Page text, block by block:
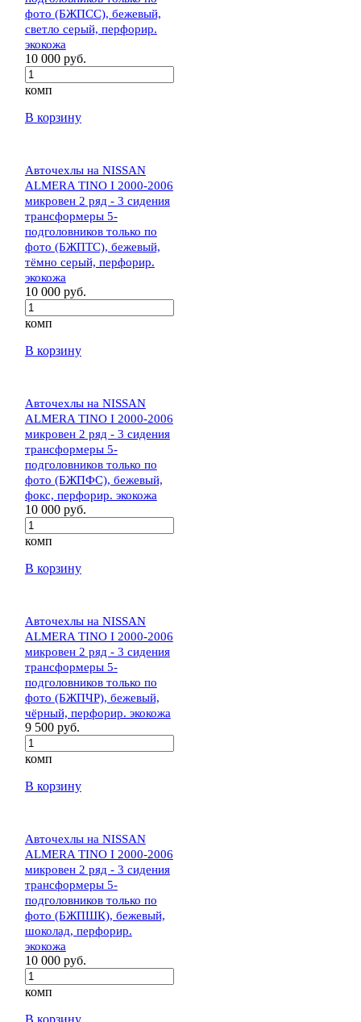
фото (БЖПСС), бежевый,
светло серый, перфорир.
экокожа
10 000 руб.
комп
В корзину
Авточехлы на NISSAN
ALMERA TINO I 2000-2006
микровен 2 ряд - 3 сидения
трансформеры 5-
подголовников только по
фото (БЖПТС), бежевый,
тёмно серый, перфорир.
экокожа
10 000 руб.
комп
В корзину
Авточехлы на NISSAN
ALMERA TINO I 2000-2006
микровен 2 ряд - 3 сидения
трансформеры 5-
подголовников только по
фото (БЖПФС), бежевый,
фокс, перфорир. экокожа
10 000 руб.
комп
В корзину
Авточехлы на NISSAN
ALMERA TINO I 2000-2006
микровен 2 ряд - 3 сидения
трансформеры 5-
подголовников только по
фото (БЖПЧР), бежевый,
чёрный, перфорир. экокожа
9 500 руб.
комп
В корзину
Авточехлы на NISSAN
ALMERA TINO I 2000-2006
микровен 2 ряд - 3 сидения
трансформеры 5-
подголовников только по
фото (БЖПШК), бежевый,
шоколад, перфорир.
экокожа
10 000 руб.
комп
В корзину